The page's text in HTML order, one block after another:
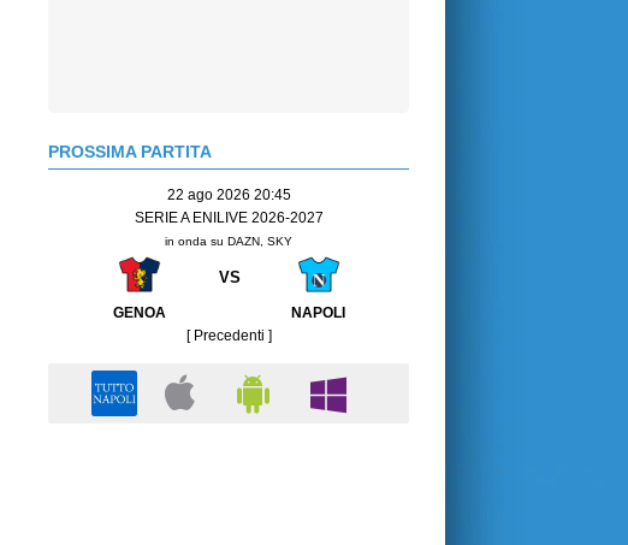
PROSSIMA PARTITA
22 ago 2026 20:45
SERIE A ENILIVE 2026-2027
in onda su DAZN, SKY
VS
GENOA
NAPOLI
[ Precedenti ]